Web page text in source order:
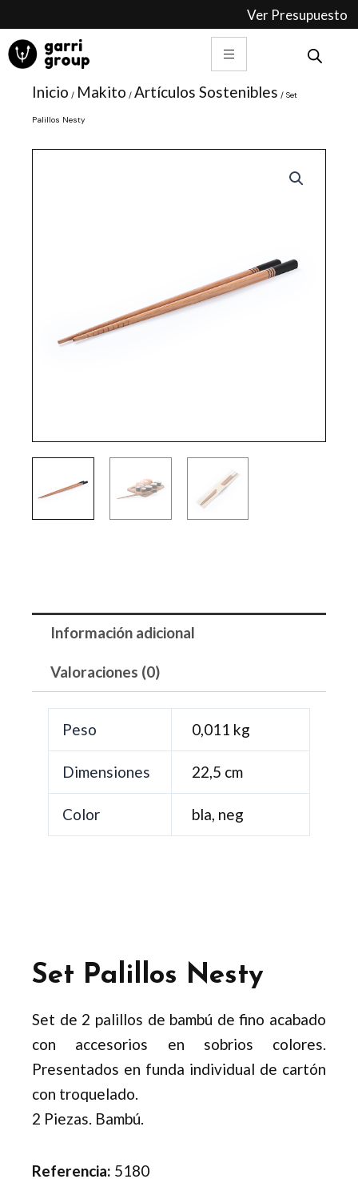
contenido
Ver Presupuesto
Inicio / Makito / Artículos Sostenibles / Set
Palillos Nesty
Información adicional
Valoraciones (0)
Peso 0,011 kg
Dimensiones 22,5 cm
Color bla, neg
Set Palillos Nesty
Set de 2 palillos de bambú de fino acabado
con accesorios en sobrios colores.
Presentados en funda individual de cartón
con troquelado.
2 Piezas. Bambú.
Referencia: 5180